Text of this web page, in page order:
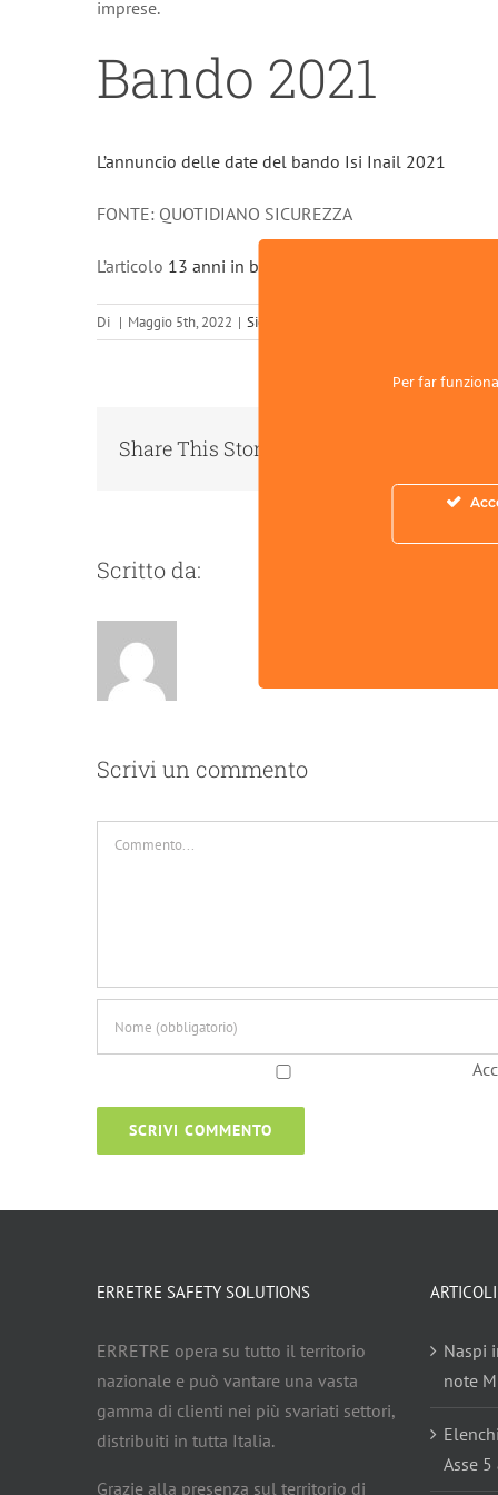
imprese.
Bando 2021
L’annuncio delle date del bando Isi Inail 2021
FONTE: QUOTIDIANO SICUREZZA
L’articolo 13 anni in bandi Isi, i dati nel periodico
Di | Maggio 5th, 2022 | Sicurezza Sul Lavoro
Share This Story, Choose Your Platform!
Scritto da:
Scrivi un commento
Commento
ERRETRE SAFETY SOLUTIONS
ERRETRE opera su tutto il territorio
nazionale e può vantare una vasta
gamma di clienti nei più svariati settori,
distribuiti in tutta Italia.
Grazie alla presenza sul territorio di
Naspi
note
Asse
Per far